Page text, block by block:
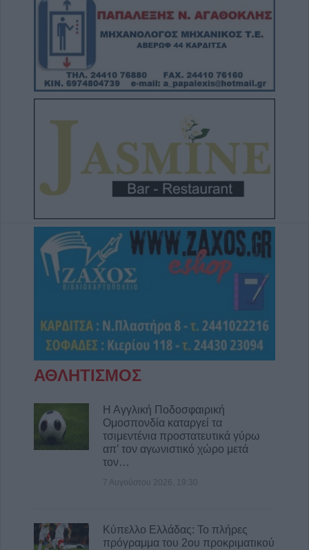
8 Αυγούστου 2026, 10:34
Κων. Λαμπρόπουλος: Με άδεια κατάληψης
κοινόχρηστων χώρων η συντριπτική
πλειοψηφία των καταστημάτων
8 Αυγούστου 2026, 10:29
συγκεκριμένες εκτάσεις του Δήμου
8 Αυγούστου 2026, 09:29
Το Σάββατο 8 Αυγούστου η κηδεία του
Λεωνίδα Μητρίτσα
e-ΕΦΚΑ και ΔΥΠΑ: 56,7 εκατ. ευρώ σε
58.370 δικαιούχους από 10 έως 14
Αυγούστου
Ο Δήμος Σοφάδων παρουσιάζει τον Λεωνίδα
Μπαλάφα στη Λουτροπηγή
8 Αυγούστου 2026, 09:09
Το εβδομαδιαίο πρόγραμμα (10-16/8) της
Κινητής Αστυνομικής Μονάδας στην Π.Ε.
8 Αυγούστου 2026, 08:22
Γ. Καραβίδας: "Ο Αύγουστος, τα πανηγύρια
και οι «χορηγίες» με θέμα τα κοινά μας
8 Αυγούστου 2026, 08:17
χρηματικό ποσό από ηλικιωμένη
7 Αυγούστου 2026, 21:19
ΑΘΛΗΤΙΣΜΟΣ
Η Αγγλική Ποδοσφαιρική
Ομοσπονδία καταργεί τα
τσιμεντένια προστατευτικά γύρω
απ’ τον αγωνιστικό χώρο μετά
τον…
7 Αυγούστου 2026, 19:30
Κύπελλο Ελλάδας: Το πλήρες
πρόγραμμα του 2ου προκριματικού